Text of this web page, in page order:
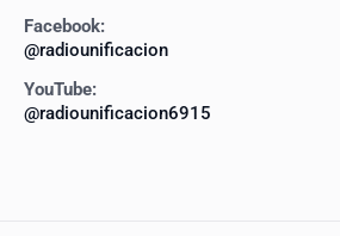
Facebook:
@radiounificacion
YouTube:
@radiounificacion6915